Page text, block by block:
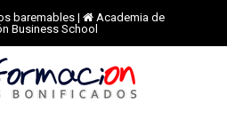
baremables|
Academia de
Business School